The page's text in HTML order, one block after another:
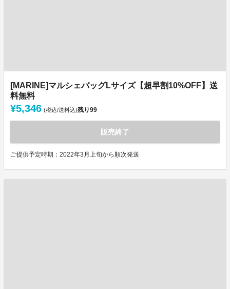
[MARINE]マルシェバッグLサイズ【超早割10%OFF】送
料無料
¥5,346 (税込/送料込)残り99
販売終了
ご提供予定時期：2022年3月上旬から順次発送